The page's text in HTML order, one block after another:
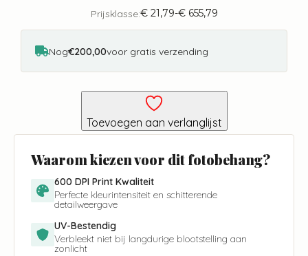
Prijsklasse:€21,79-€655,79
Prijsklasse:
€ 21,79
€ 655,79
Nog€200,00voor gratis verzending
Toevoegen aan verlanglijst
Waarom kiezen voor dit fotobehang?
600 DPI Print Kwaliteit
Perfecte kleurintensiteit en schitterende
detailweergave
UV-Bestendig
Verbleekt niet bij langdurige blootstelling aan
zonlicht